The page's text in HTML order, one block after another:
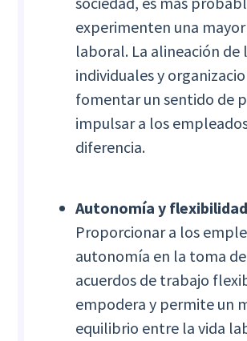
experimenten una
laboral. La alineación de
individuales y
fomentar un sentido de
impulsar a los
diferencia.
Autonomía y
Proporcionar a los
autonomía en la toma
acuerdos de trabajo
empodera y permite un
equilibrio entre la vida